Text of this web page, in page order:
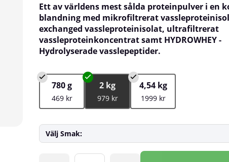
Ett av världens mest sålda proteinpulver i en
blandning med mikrofiltrerat
exchanged vassleproteinisolat, ultrafiltrerat
vassleproteinkoncentrat samt HYDROWHEY -
Hydrolyserade vasslepeptider.
780 g
469 kr
2 kg
979 kr
4,54 kg
1999 kr
Välj Smak: